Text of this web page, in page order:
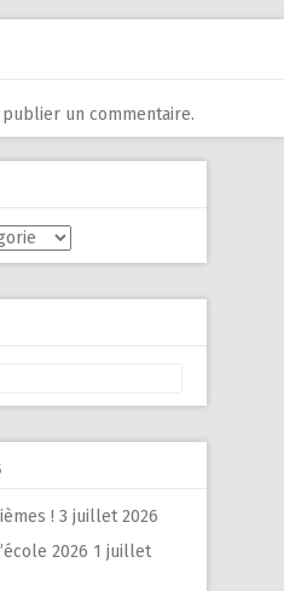
un commentaire.
! 3 juillet 2026
2026 1 juillet